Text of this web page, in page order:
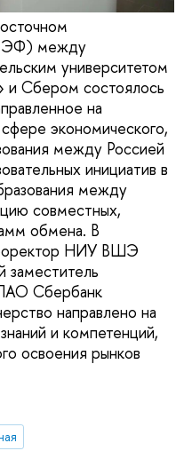
между
университетом
и Сбером состоялось
на
экономического,
между Россией
инициатив в
между
совместных,
обмена. В
НИУ ВШЭ
заместитель
Сбербанк
направлено на
и компетенций,
освоения рынков